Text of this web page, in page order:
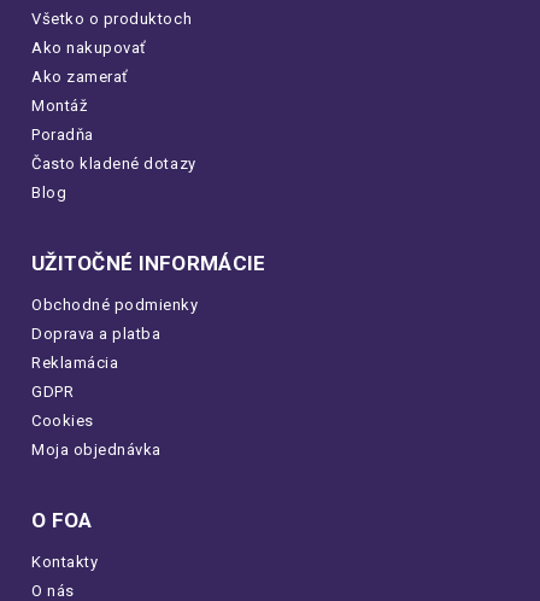
Všetko o produktoch
Ako nakupovať
Ako zamerať
Montáž
Poradňa
Často kladené dotazy
Blog
UŽITOČNÉ INFORMÁCIE
Obchodné podmienky
Doprava a platba
Reklamácia
GDPR
Cookies
Moja objednávka
O FOA
Kontakty
O nás